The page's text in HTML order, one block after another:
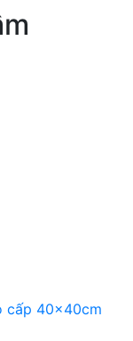
cấp 40x40cm